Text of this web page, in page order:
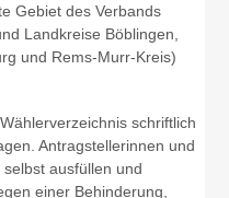
Gebiet des Verbands
Landkreise Böblingen,
und Rems-Murr-Kreis)
schriftlich
Antragstellerinnen und
ausfüllen und
einer Behinderung,